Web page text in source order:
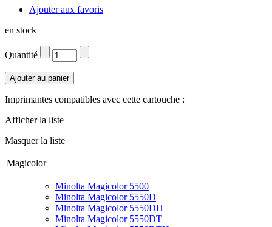
Ajouter aux favoris
en stock
Quantité
Imprimantes compatibles avec cette cartouche :
Afficher la liste
Masquer la liste
Magicolor
Minolta Magicolor 5500
Minolta Magicolor 5550D
Minolta Magicolor 5550DH
Minolta Magicolor 5550DT